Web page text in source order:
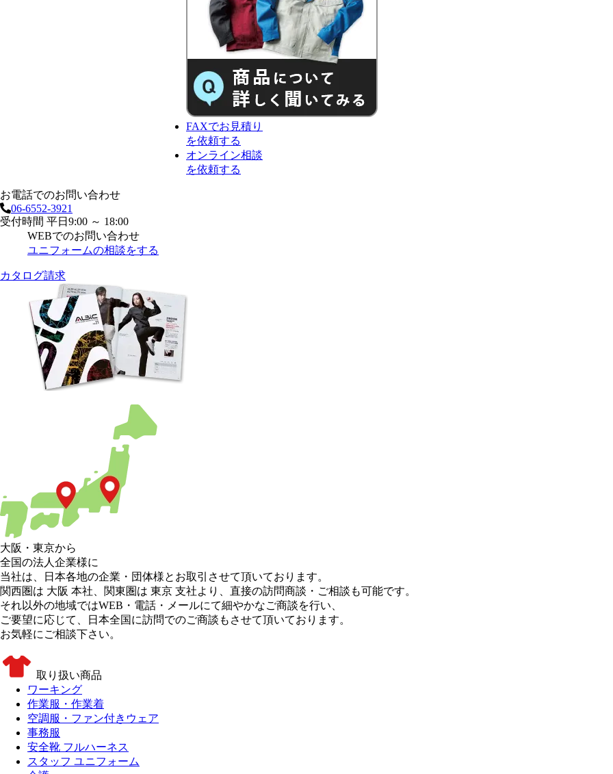
FAXでお見積り
を依頼する
オンライン相談
を依頼する
お電話でのお問い合わせ
06-6552-3921
受付時間 平日9:00 ～ 18:00
WEBでのお問い合わせ
ユニフォームの相談をする
カタログ請求
大阪 ・ 東京から
全国の法人企業様に
当社は、日本各地の企業・団体様とお取引させて頂いております。
関西圏は 大阪 本社
関東圏は 東京 支社より、直接の訪問商談・ご相談も可能です。
それ以外の地域ではWEB・電話・メールにて細やかなご商談を行い、
ご要望に応じて、日本全国に訪問でのご商談もさせて頂いております。
お気軽にご相談下さい。
取り扱い商品
ワーキング
作業服・作業着
空調服・ファン付きウェア
事務服
安全靴 フルハーネス
スタッフ ユニフォーム